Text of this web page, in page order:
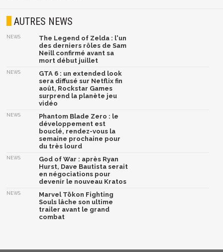
AUTRES NEWS
NEWS
The Legend of Zelda : l'un
des derniers rôles de Sam
Neill confirmé avant sa
mort début juillet
NEWS
GTA 6 : un extended look
sera diffusé sur Netflix fin
août, Rockstar Games
surprend la planète jeu
vidéo
NEWS
Phantom Blade Zero : le
développement est
bouclé, rendez-vous la
semaine prochaine pour
du très lourd
NEWS
God of War : après Ryan
Hurst, Dave Bautista serait
en négociations pour
devenir le nouveau Kratos
NEWS
Marvel Tōkon Fighting
Souls lâche son ultime
trailer avant le grand
combat